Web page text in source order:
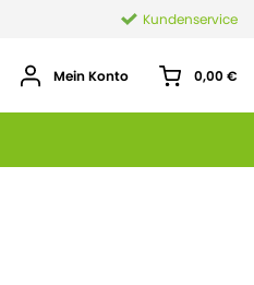
Kundenservice
Mein Konto 0,00 €